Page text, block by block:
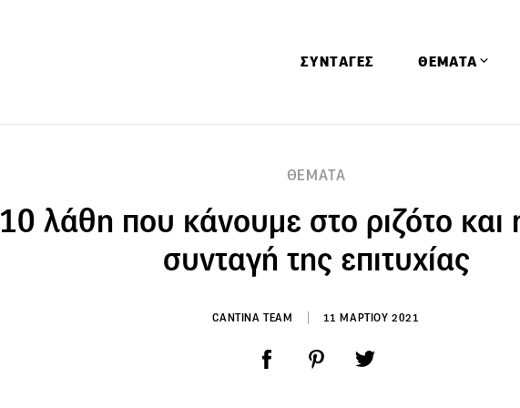
ΣΥΝΤΑΓΕΣ ΘΕΜΑΤΑ
Ειδήσεις
Έρευνες
ΘΕΜΑΤΑ
10 λάθη που κάνουμε στο ριζότο και
συνταγή της επιτυχίας
CANTINA TEAM 11 ΜΑΡΤΙΟΥ 2021